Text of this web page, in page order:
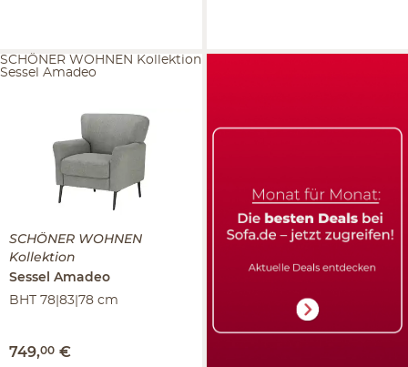
SCHÖNER WOHNEN
Kollektion
Sessel Amadeo
BHT 78|83|78 cm
749,00 €
SCHÖNER WOHNEN Kollektion
Sessel Amadeo